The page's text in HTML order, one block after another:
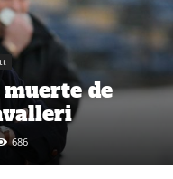
de
686